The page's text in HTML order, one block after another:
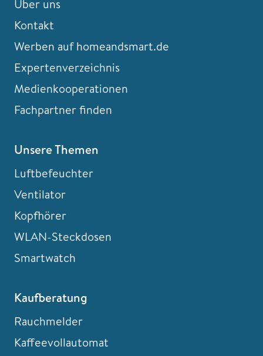
Über uns
Kontakt
Werben auf homeandsmart.de
Expertenverzeichnis
Medienkooperationen
Fachpartner finden
Unsere Themen
Luftbefeuchter
Ventilator
Kopfhörer
WLAN-Steckdosen
Smartwatch
Kaufberatung
Rauchmelder
Kaffeevollautomat